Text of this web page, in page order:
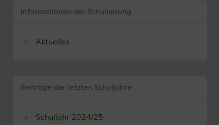
Informationen der Schulleitung
Aktuelles
Beiträge der letzten Schuljahre
Schuljahr 2024/25